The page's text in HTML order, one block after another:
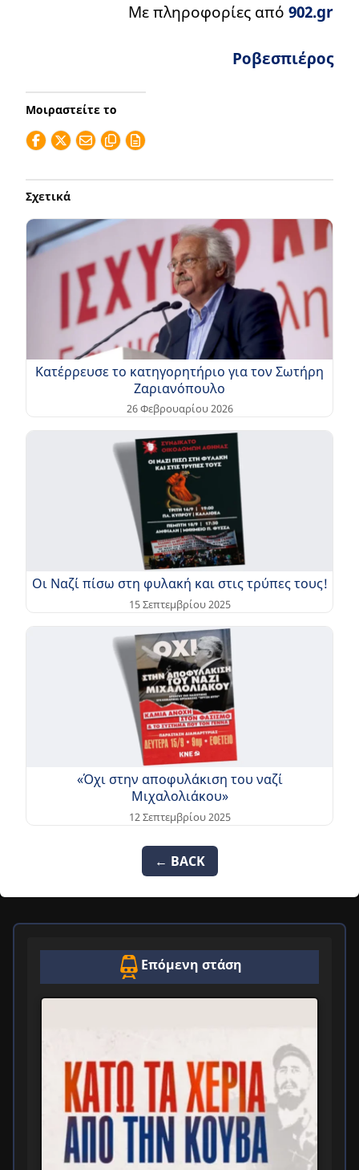
Με πληροφορίες από 902.gr
Ροβεσπιέρος
Μοιραστείτε το
Σχετικά
Κατέρρευσε το κατηγορητήριο για τον Σωτήρη
Ζαριανόπουλο
26 Φεβρουαρίου 2026
Οι Ναζί πίσω στη φυλακή και στις τρύπες τους!
15 Σεπτεμβρίου 2025
«Όχι στην αποφυλάκιση του ναζί
Μιχαλολιάκου»
12 Σεπτεμβρίου 2025
← BACK
Επόμενη στάση